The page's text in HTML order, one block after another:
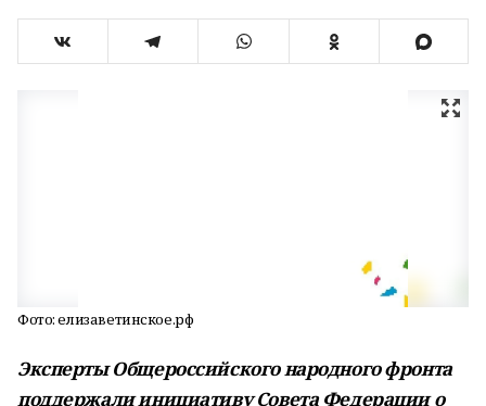
Фото: елизаветинское.рф
Эксперты Общероссийского народного фронта
поддержали инициативу Совета Федерации о